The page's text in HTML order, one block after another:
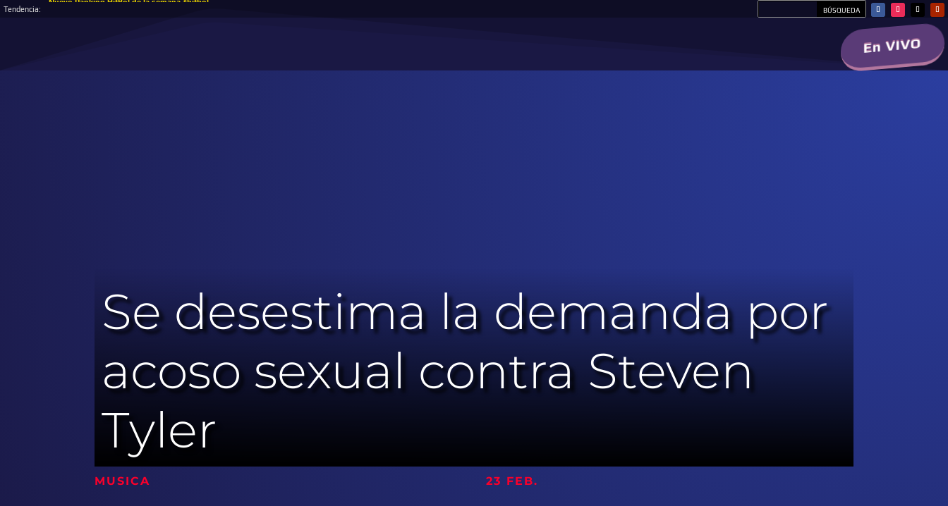
Tendencia:
Nuevo Ranking HitBol de la semana #hitbol
En VIVO
Se desestima la demanda por
acoso sexual contra Steven
Tyler
MUSICA 23 FEB.